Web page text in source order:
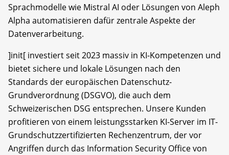
Sprachmodelle wie Mistral AI oder Lösungen von Aleph
Alpha automatisieren dafür zentrale Aspekte der
Datenverarbeitung.
]init[ investiert seit 2023 massiv in KI-Kompetenzen und
bietet sichere und lokale Lösungen nach den
Standards der europäischen Datenschutz-
Grundverordnung (DSGVO), die auch dem
Schweizerischen DSG entsprechen. Unsere Kunden
profitieren von einem leistungsstarken KI-Server im IT-
Grundschutzzertifizierten Rechenzentrum, der vor
Angriffen durch das Information Security Office von